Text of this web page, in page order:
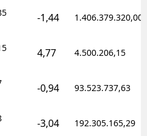
-1,44 1.406.379.320,00
4,77 4.500.206,15
-0,94 93.523.737,63
-3,04 192.305.165,29